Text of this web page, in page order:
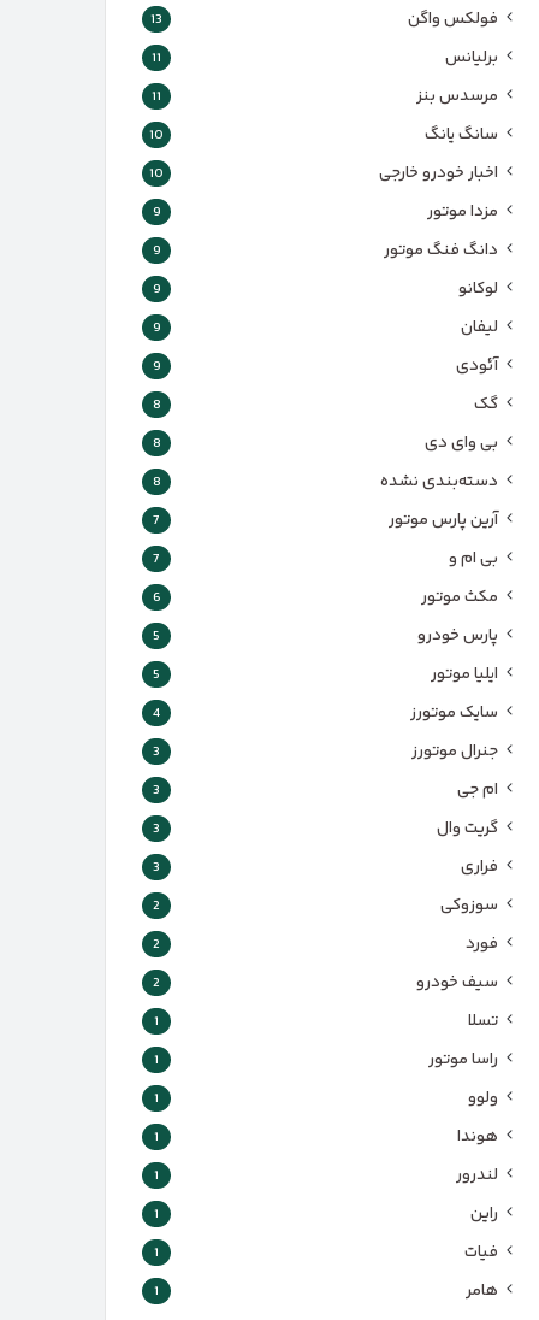
فولکس واگن 13
برلیانس 11
مرسدس بنز 11
سانگ یانگ 10
اخبار خودرو خارجی 10
مزدا موتور 9
دانگ فنگ موتور 9
لوکانو 9
لیفان 9
آئودی 9
گک 8
بی وای دی 8
دسته‌بندی نشده 8
آرین پارس موتور 7
بی ام و 7
مکث موتور 6
پارس‌ خودرو 5
ایلیا موتور 5
سایک موتورز 4
جنرال موتورز 3
ام جی 3
گریت وال 3
فراری 3
سوزوکی 2
فورد 2
سیف خودرو 2
تسلا 1
راسا موتور 1
ولوو 1
هوندا 1
لندرور 1
راین 1
فیات 1
هامر 1